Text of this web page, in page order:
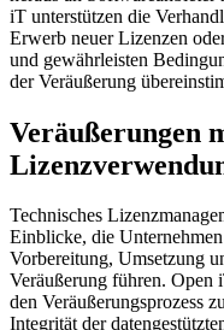
iT unterstützen die
Erwerb neuer Lizenzen
und gewährleisten
der Veräußerung
Veräußerungen
Technisches
Einblicke, die
Vorbereitung, Umsetzung
Veräußerung führen. Open
den Veräußerungsprozess
Integrität der